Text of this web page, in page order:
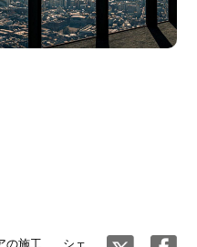
の施工
シェ